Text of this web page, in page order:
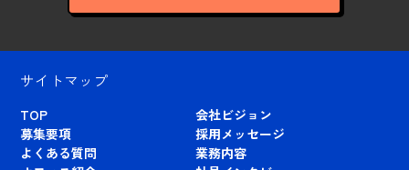
サイトマップ
TOP
会社ビジョン
募集要項
採用メッセージ
よくある質問
業務内容